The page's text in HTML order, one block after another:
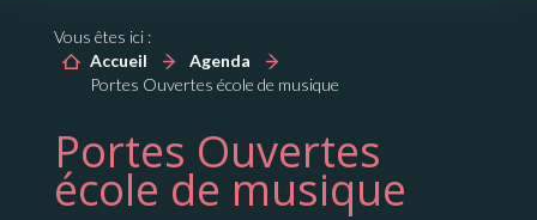
Vous êtes ici :
Accueil
Agenda
Portes Ouvertes école de musique
Portes Ouvertes
école de musique